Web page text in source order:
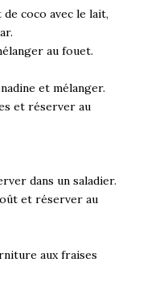
coco avec le lait,
au fouet.
et mélanger.
et réserver au
dans un saladier.
et réserver au
aux fraises